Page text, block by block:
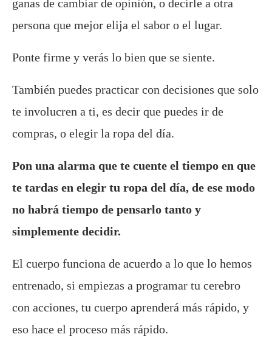
ganas de cambiar de opinión, o decirle a otra
persona que mejor elija el sabor o el lugar.
Ponte firme y verás lo bien que se siente.
También puedes practicar con decisiones que solo
te involucren a ti, es decir que puedes ir de
compras, o elegir la ropa del día.
Pon una alarma que te cuente el tiempo en que
te tardas en elegir tu ropa del día, de ese modo
no habrá tiempo de pensarlo tanto y
simplemente decidir.
El cuerpo funciona de acuerdo a lo que lo hemos
entrenado, si empiezas a programar tu cerebro
con acciones, tu cuerpo aprenderá más rápido, y
eso hace el proceso más rápido.